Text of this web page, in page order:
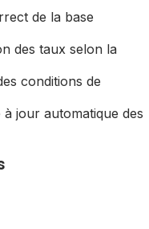
de la base
des taux selon la
conditions de
à jour automatique des